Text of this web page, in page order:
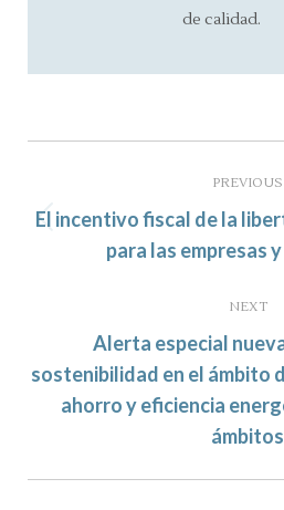
de calidad.
PREVIOUS
post:
El incentivo fiscal de la
para las empresas
NEXT
Next
Alerta especial
sostenibilidad en el ámbito
ahorro y eficiencia
ámbitos